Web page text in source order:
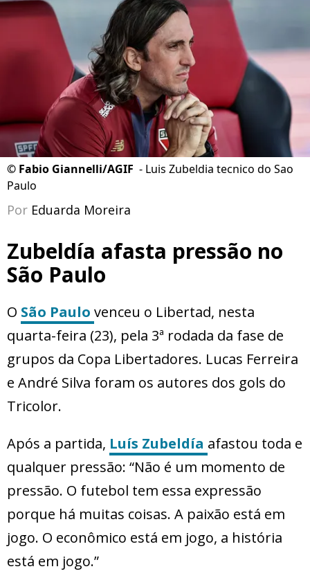
© Fabio Giannelli/AGIF - Luis Zubeldia tecnico do Sao
Paulo
Por Eduarda Moreira
Zubeldía afasta pressão no
São Paulo
O São Paulo venceu o Libertad, nesta
quarta-feira (23), pela 3ª rodada da fase de
grupos da Copa Libertadores. Lucas Ferreira
e André Silva foram os autores dos gols do
Tricolor.
Após a partida, Luís Zubeldía afastou toda e
qualquer pressão: “Não é um momento de
pressão. O futebol tem essa expressão
porque há muitas coisas. A paixão está em
jogo. O econômico está em jogo, a história
está em jogo.”